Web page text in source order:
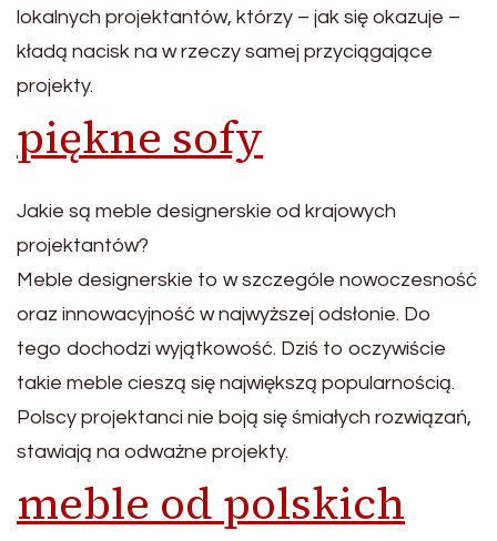
lokalnych projektantów, którzy – jak się okazuje –
kładą nacisk na w rzeczy samej przyciągające
projekty.
piękne sofy
Jakie są meble designerskie od krajowych
projektantów?
Meble designerskie to w szczególe nowoczesność
oraz innowacyjność w najwyższej odsłonie. Do
tego dochodzi wyjątkowość. Dziś to oczywiście
takie meble cieszą się największą popularnością.
Polscy projektanci nie boją się śmiałych rozwiązań,
stawiają na odważne projekty.
meble od polskich